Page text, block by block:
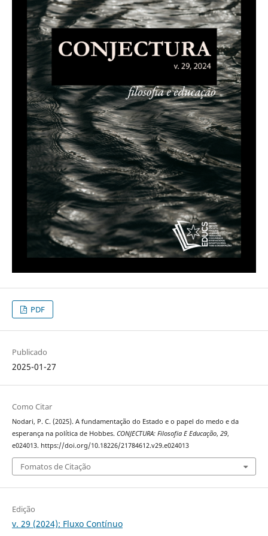
PDF
Publicado
2025-01-27
Como Citar
Nodari, P. C. (2025). A fundamentação do Estado e o papel do medo e da
esperança na política de Hobbes. CONJECTURA: Filosofia E Educação, 29,
e024013. https://doi.org/10.18226/21784612.v29.e024013
Fomatos de Citação
Edição
v. 29 (2024): Fluxo Contínuo